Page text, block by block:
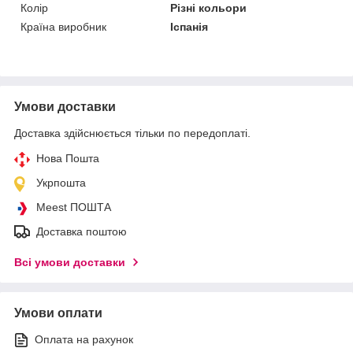
Колір
Різні кольори
Країна виробник
Іспанія
Умови доставки
Доставка здійснюється тільки по передоплаті.
Нова Пошта
Укрпошта
Meest ПОШТА
Доставка поштою
Всі умови доставки
Умови оплати
Оплата на рахунок